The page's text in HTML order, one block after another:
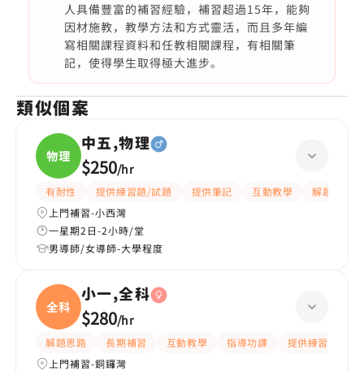
人具備豐富的補習經驗，補習超過15年，能夠
因材施教，教學方法和方式靈活，而且多年編
寫相關課程資料和任教相關課程，有相關筆
記，使得學生取得極大進步。
類似個案
物理
中五,物理
$250/hr
有耐性 提供練習題/試題 提供筆記 互動教學
解題思路
上門補習-小西灣
一星期2日-2小時/堂
男導師/女導師-大學程度
全科
小一,全科
$280/hr
解題思路 長期補習 互動教學 指導功課
提供練習題/試題
上門補習-銅鑼灣